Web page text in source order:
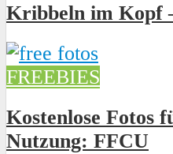
Kribbeln im Kopf
FREEBIES
Kostenlose Fotos
Nutzung: FFCU